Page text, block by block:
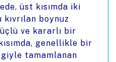
üst kısımda iki
boynuz
ve kararlı bir
genellikle bir
tamamlanan